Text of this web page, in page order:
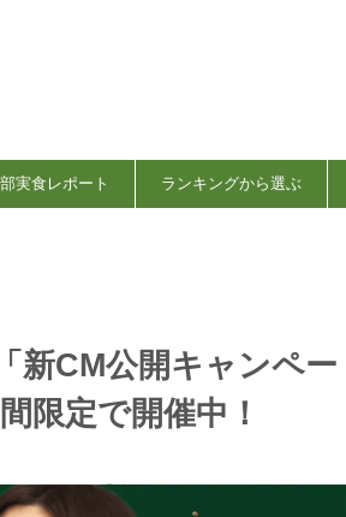
実食レポート ランキングから選ぶ
新CM公開キャンペー
限定で開催中！